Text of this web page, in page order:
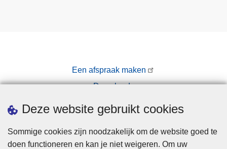
Deze website gebruikt cookies
Sommige cookies zijn noodzakelijk om de website goed te
doen functioneren en kan je niet weigeren. Om uw
Een afspraak maken
Downloads